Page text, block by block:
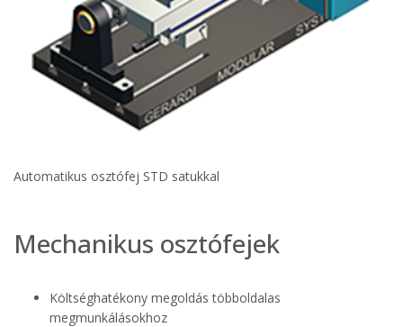
Automatikus osztófej STD satukkal
Mechanikus osztófejek
Költséghatékony megoldás többoldalas
megmunkálásokhoz